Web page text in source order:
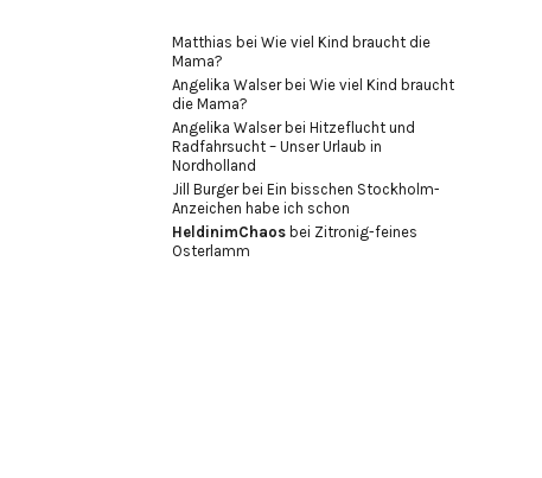
Matthias bei Wie viel Kind braucht die
Mama?
Angelika Walserbei Wie viel Kind braucht
die Mama?
Angelika Walserbei Hitzeflucht und
Radfahrsucht – Unser Urlaub in
Nordholland
Jill Burgerbei Ein bisschen Stockholm-
Anzeichen habe ich schon
HeldinimChaos bei Zitronig-feines
Osterlamm